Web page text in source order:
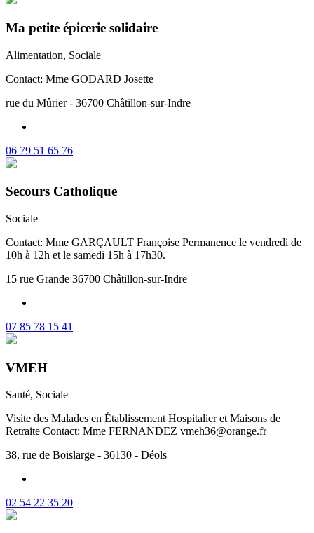
Ma petite épicerie solidaire
Alimentation, Sociale
Contact: Mme GODARD Josette
rue du Mûrier - 36700 Châtillon-sur-Indre
06 79 51 65 76
Secours Catholique
Sociale
Contact: Mme GARÇAULT Françoise Permanence le vendredi de
10h à 12h et le samedi 15h à 17h30.
15 rue Grande 36700 Châtillon-sur-Indre
07 85 78 15 41
VMEH
Santé, Sociale
Visite des Malades en Établissement Hospitalier et Maisons de
Retraite Contact: Mme FERNANDEZ vmeh36@orange.fr
38, rue de Boislarge - 36130 - Déols
02 54 22 35 20